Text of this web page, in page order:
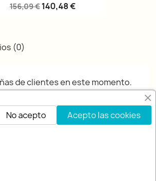
156,09 € 140,48 €
(0)
de clientes en este momento.
Acepto las cookies
No acepto